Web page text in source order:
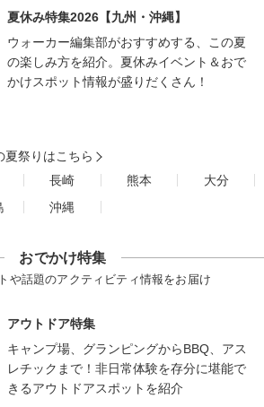
夏休み特集2026【九州・沖縄】
ウォーカー編集部がおすすめする、この夏
の楽しみ方を紹介。夏休みイベント＆おで
かけスポット情報が盛りだくさん！
夏祭りはこちら
長崎 熊本
大分
沖縄
おでかけ特集
や話題のアクティビティ情報をお届け
アウトドア特集
キャンプ場、グランピングからBBQ、アス
レチックまで！非日常体験を存分に堪能で
きるアウトドアスポットを紹介